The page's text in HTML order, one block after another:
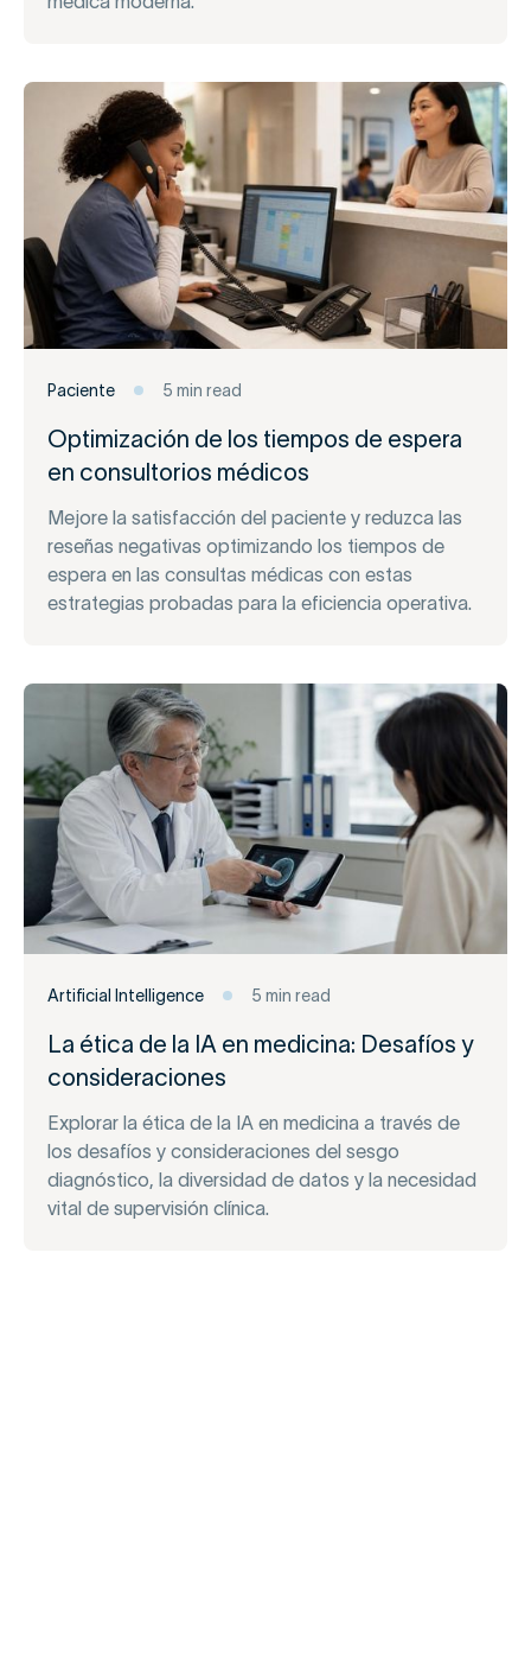
Paciente 5 min read
Optimización de los tiempos de espera
en consultorios médicos
Mejore la satisfacción del paciente y reduzca las
reseñas negativas optimizando los tiempos de
espera en las consultas médicas con estas
estrategias probadas para la eficiencia operativa.
Artificial Intelligence 5 min read
La ética de la IA en medicina: Desafíos y
consideraciones
Explorar la ética de la IA en medicina a través de
los desafíos y consideraciones del sesgo
diagnóstico, la diversidad de datos y la necesidad
vital de supervisión clínica.